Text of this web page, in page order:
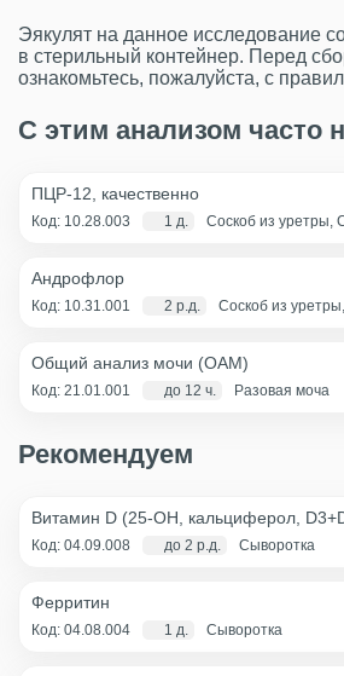
Эякулят на данное исследование
в стерильный контейнер. Перед
ознакомьтесь, пожалуйста, с
С этим анализом часто
ПЦР-12, качественно
Код: 10.28.003 1 д.
Соскоб из уретры,
Андрофлор
Код: 10.31.001 2 р.д.
Соскоб из уретры,
Общий анализ мочи (ОАМ)
Код: 21.01.001 до 12 ч. Разовая моча
Рекомендуем
Витамин D (25-OH, кальциферол,
Код: 04.09.008 до 2 р.д. Сыворотка
Ферритин
Код: 04.08.004 1 д. Сыворотка